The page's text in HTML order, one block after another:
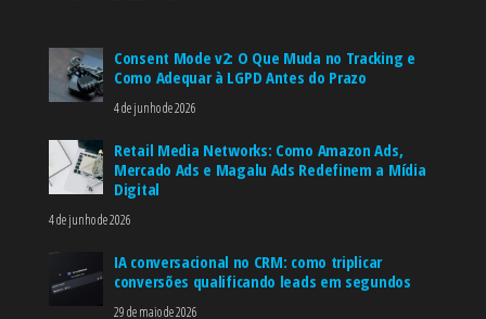
Consent Mode v2: O Que Muda no Tracking e
Como Adequar à LGPD Antes do Prazo
4 de junho de 2026
Retail Media Networks: Como Amazon Ads,
Mercado Ads e Magalu Ads Redefinem a Mídia
Digital
4 de junho de 2026
IA conversacional no CRM: como triplicar
conversões qualificando leads em segundos
29 de maio de 2026